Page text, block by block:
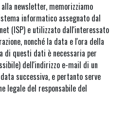
newsletter, memorizziamo
informatico assegnato dal
(ISP) e utilizzato dall'interessato
nonché la data e l'ora della
di questi dati è necessaria per
dell'indirizzo e-mail di un
successiva, e pertanto serve
legale del responsabile del